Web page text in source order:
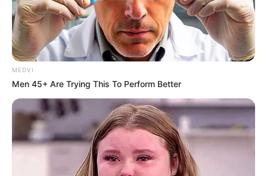
MEDVI
Men 45+ Are Trying This To Perform Better